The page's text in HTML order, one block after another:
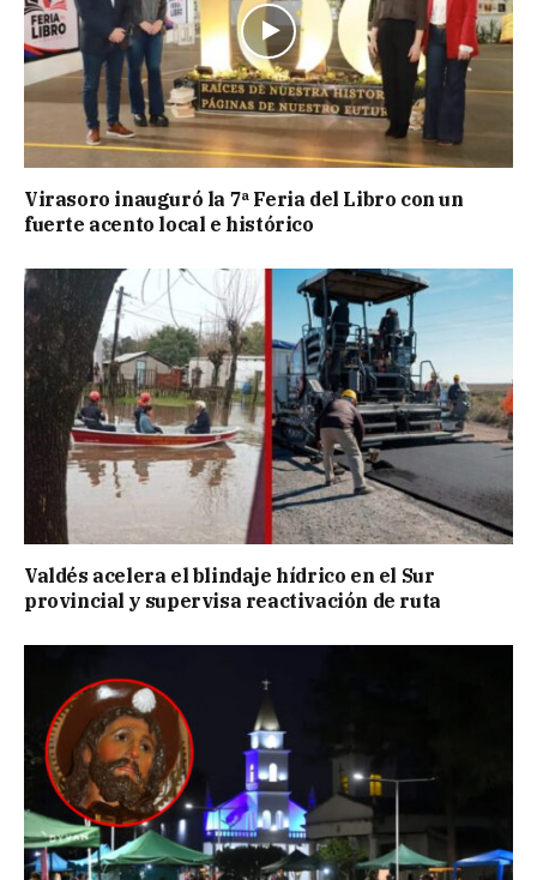
Virasoro inauguró la 7ª Feria del Libro con un
fuerte acento local e histórico
Valdés acelera el blindaje hídrico en el Sur
provincial y supervisa reactivación de ruta